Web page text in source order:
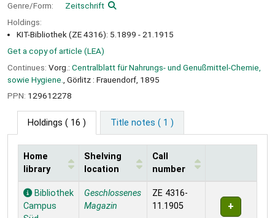
Genre/Form:
Zeitschrift
Holdings:
KIT-Bibliothek (ZE 4316): 5.1899 - 21.1915
Get a copy of article (LEA)
Continues: Vorg.: Centralblatt für Nahrungs- und Genußmittel-Chemie,
sowie Hygiene.
, Görlitz : Frauendorf, 1895
PPN: 129612278
Holdings ( 16 ) Title notes ( 1 )
Holdings
Home
library
Shelving
location
Call
number
Bibliothek
Campus
Geschlossenes
Magazin
ZE 4316-
11.1905